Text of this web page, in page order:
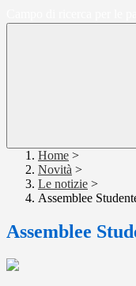
Home >
Novità >
Le notizie >
Assemblee
Assemblee